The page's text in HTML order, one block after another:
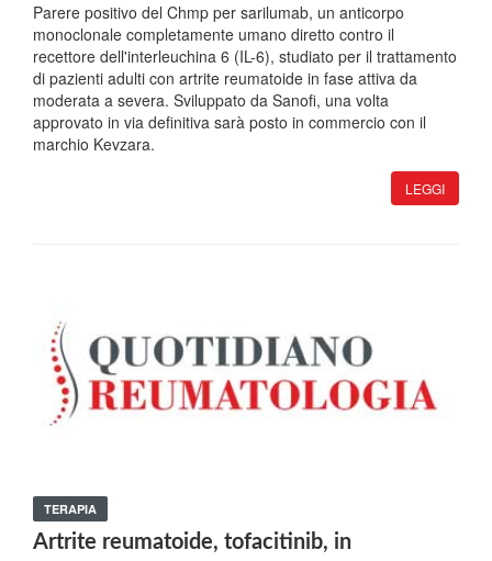
Parere positivo del Chmp per sarilumab, un anticorpo
monoclonale completamente umano diretto contro il
recettore dell'interleuchina 6 (IL-6), studiato per il trattamento
di pazienti adulti con artrite reumatoide in fase attiva da
moderata a severa. Sviluppato da Sanofi, una volta
approvato in via definitiva sarà posto in commercio con il
marchio Kevzara.
LEGGI
TERAPIA
Artrite reumatoide, tofacitinib, in